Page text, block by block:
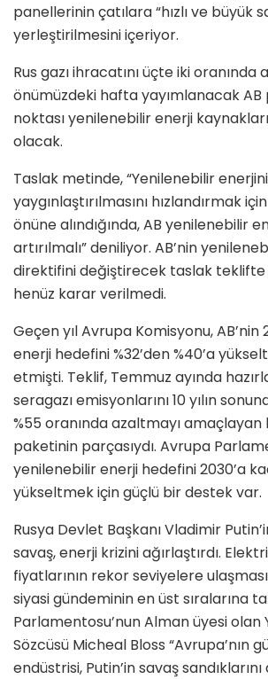
panellerinin çatılara “hızlı ve büyük
yerleştirilmesini içeriyor.
Rus gazı ihracatını üçte iki
önümüzdeki hafta yayımlanacak AB
noktası yenilenebilir enerji
olacak.
Taslak metinde, “Yenilenebilir
yaygınlaştırılmasını hızlandırmak
önüne alındığında, AB yenilenebilir
artırılmalı” deniliyor. AB’nin
direktifini değiştirecek taslak
henüz karar verilmedi.
Geçen yıl Avrupa Komisyonu,
enerji hedefini %32’den %40’a
etmişti. Teklif, Temmuz ayında
seragazı emisyonlarını 10 yılın
%55 oranında azaltmayı amaçlayan
paketinin parçasıydı. Avrupa
yenilenebilir enerji hedefini 2030’a
yükseltmek için güçlü bir destek var.
Rusya Devlet Başkanı Vladimir
savaş, enerji krizini ağırlaştırdı.
fiyatlarının rekor seviyelere
siyasi gündeminin en üst sıralarına
Parlamentosu’nun Alman üyesi olan
Sözcüsü Micheal Bloss “Avrupa’nın
endüstrisi, Putin’in savaş